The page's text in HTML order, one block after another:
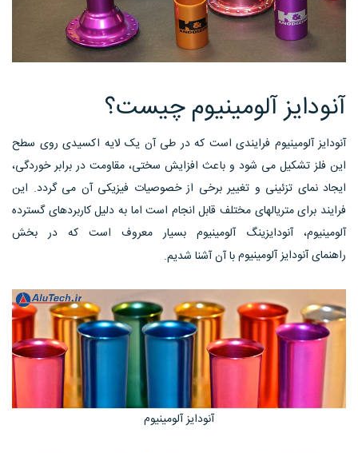
آنودایز آلومینیوم چیست؟
آنودایز آلومینیوم فرایندی است که در طی آن یک لایه اکسیدی روی سطح
این فلز تشکیل می شود و باعث افزایش سختی، مقاومت در برابر خوردگی،
ایجاد نمای تزئینی و تغییر برخی از خصوصیات فیزیکی آن می گردد. این
فرایند برای متریالهای مختلف قابل انجام است اما به دلیل کاربردهای گسترده
آلومینیوم، آنودایزینگ آلومینیوم بسیار معروف است که در بخش
راهنمای آنودایز آلومینیومبا آن آشنا شدیم.
آنودایز آلومینیوم